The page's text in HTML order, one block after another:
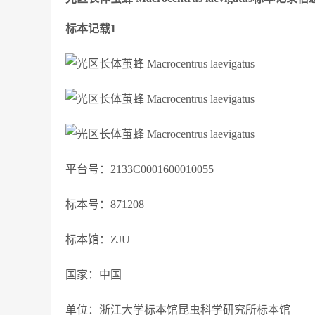
标本记载1
平台号：2133C0001600010055
标本号：871208
标本馆：ZJU
国家：中国
单位：浙江大学标本馆昆虫科学研究所标本馆